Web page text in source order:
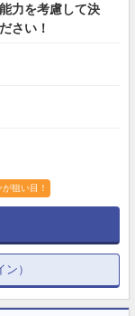
力を考慮して決
さい！
が狙い目！
）